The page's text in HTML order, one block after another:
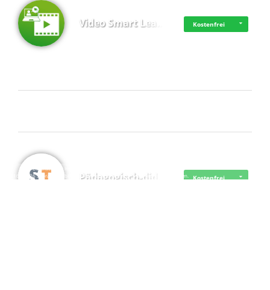
Video Smart Lea… Kostenfrei
Pädagogisch-did… Kostenfrei
· ·Datenschutz ·
© 2016 - 2026 SupraTix GmbH oder Partnergesellschaften - Alle Rechte vorbehalten.